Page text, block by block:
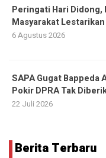
Peringati Hari Didong,
Masyarakat Lestarikan
6 Agustus 2026
SAPA Gugat Bappeda
Pokir DPRA Tak
22 Juli 2026
Berita Terbaru